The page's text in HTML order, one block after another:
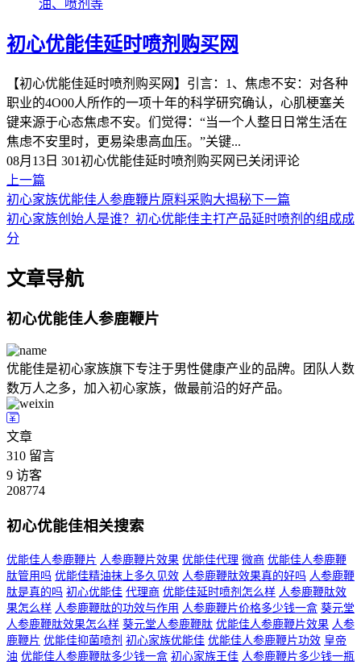
油、喷剂等
初心优能佳延时喷剂购买网
【初心优能佳延时喷剂购买网】引言：1、焦虑不安：对各种
职业的4O00人所作的一项十年的科学研究确认，心肌梗塞关
键来源于心态焦虑不安。们觉得：“当一个人整日日常生活在
焦虑不安里时，更易染患高血压。”关键...
08月13日 301初心优能佳延时喷剂购买网 已关闭评论
上一篇
初心家族优能佳人参鹿鞭片原料采购大揭秘下一篇
初心家族创始人是谁？初心优能佳主打产品延时喷剂的组成成
分
文章导航
初心优能佳人参鹿鞭片
优能佳是初心家族旗下专注于男性健康产业的品牌。团队人数
数万人之多，加入初心家族，做最前沿的好产品。
文章
310 留言
9 访客
208774
初心优能佳相关搜索
优能佳人参鹿鞭片 人参鹿鞭片效果 优能佳代理 微商 优能佳人参鹿鞭
肽管用吗 优能佳精油抹上多久见效 人参鹿鞭肽效果真的好吗 人参鹿鞭
肽是真的吗 初心优能佳 代理商 优能佳延时喷剂怎么样 人参鹿鞭肽效
果怎么样 人参鹿鞭肽的功效与作用 人参鹿鞭片价格多少钱一盒 葵元堂
人参鹿鞭肽效果怎么样 葵元堂人参鹿鞭肽 优能佳人参鹿鞭片效果 人参
鹿鞭片 优能佳抑菌喷剂 初心家族优能佳 优能佳人参鹿鞭片功效 皇帝
油 优能佳人参鹿鞭肽多少钱一盒 初心家族王佳 人参鹿鞭片多少钱一瓶